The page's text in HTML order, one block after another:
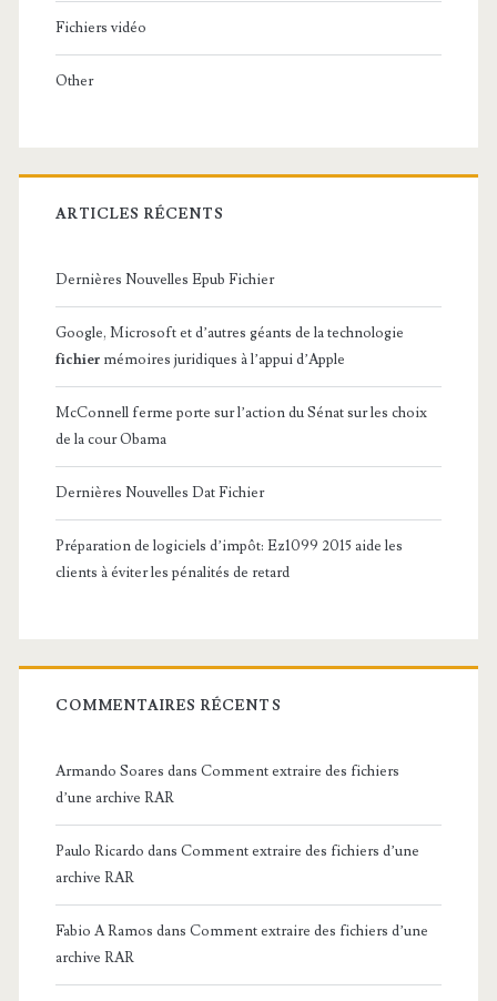
Fichiers vidéo
Other
ARTICLES RÉCENTS
Dernières Nouvelles Epub Fichier
Google, Microsoft et d’autres géants de la technologie
fichier mémoires juridiques à l’appui d’Apple
McConnell ferme porte sur l’action du Sénat sur les choix
de la cour Obama
Dernières Nouvelles Dat Fichier
Préparation de logiciels d’impôt: Ez1099 2015 aide les
clients à éviter les pénalités de retard
COMMENTAIRES RÉCENTS
Armando Soares dans Comment extraire des fichiers
d’une archive RAR
Paulo Ricardo dans Comment extraire des fichiers d’une
archive RAR
Fabio A Ramos dans Comment extraire des fichiers d’une
archive RAR